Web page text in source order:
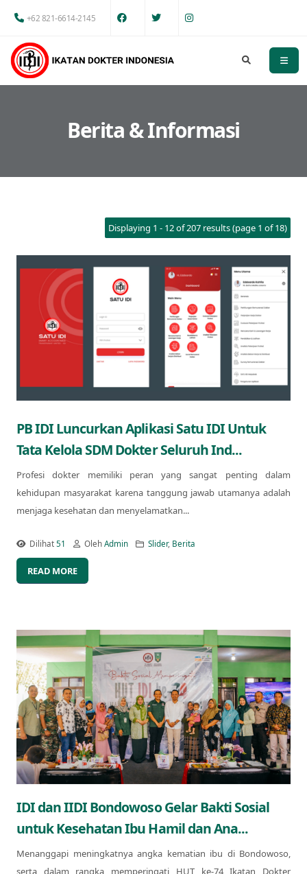
+62 821-6614-2145
Berita & Informasi
Displaying 1 - 12 of 207 results (page 1 of 18)
PB IDI Luncurkan Aplikasi Satu IDI Untuk
Tata Kelola SDM Dokter Seluruh Ind...
Profesi dokter memiliki peran yang sangat penting dalam
kehidupan masyarakat karena tanggung jawab utamanya adalah
menjaga kesehatan dan menyelamatkan...
Dilihat51 OlehAdmin Slider, Berita
READ MORE
IDI dan IIDI Bondowoso Gelar Bakti Sosial
untuk Kesehatan Ibu Hamil dan Ana...
Menanggapi meningkatnya angka kematian ibu di Bondowoso,
serta dalam rangka memperingati HUT ke-74 Ikatan Dokter